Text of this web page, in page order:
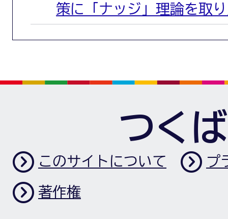
策に「ナッジ」理論を取
つく
このサイトについて プ
著作権